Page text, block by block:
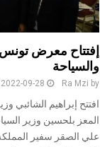
إفتتاح معرض تونس
والسياحة
by
Ra Mzi
2022-09-28
افتتح إبراهيم الشائبي
المعز بلحسين وزير
علي الصقر سفير